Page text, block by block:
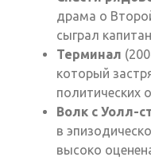
драма о
сыграл
Терминал
который
политических
Волк с Уолл-
в
высоко